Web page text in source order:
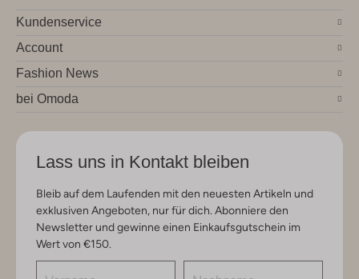
Kundenservice
Account
Fashion News
bei Omoda
Lass uns in Kontakt bleiben
Bleib auf dem Laufenden mit den neuesten Artikeln und
exklusiven Angeboten, nur für dich. Abonniere den
Newsletter und gewinne einen Einkaufsgutschein im
Wert von €150.